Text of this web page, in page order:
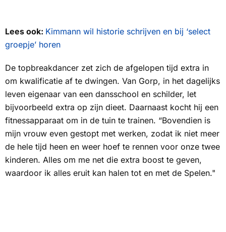
Lees ook: Kimmann wil historie schrijven en bij ‘select
groepje’ horen
De topbreakdancer zet zich de afgelopen tijd extra in
om kwalificatie af te dwingen. Van Gorp, in het dagelijks
leven eigenaar van een dansschool en schilder, let
bijvoorbeeld extra op zijn dieet. Daarnaast kocht hij een
fitnessapparaat om in de tuin te trainen. “Bovendien is
mijn vrouw even gestopt met werken, zodat ik niet meer
de hele tijd heen en weer hoef te rennen voor onze twee
kinderen. Alles om me net die extra boost te geven,
waardoor ik alles eruit kan halen tot en met de Spelen."